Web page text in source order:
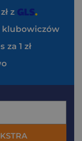
z
klubowiczów
za 1 zł